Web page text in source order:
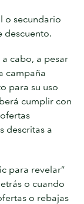
o secundario
descuento.
a cabo, a pesar
campaña
para su uso
cumplir con
descritas a
para revelar”
o cuando
o rebajas